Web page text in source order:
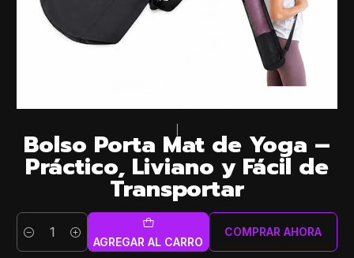
Bolso Porta Mat de Yoga –
Práctico, Liviano y Fácil de
Transportar
Cantidad AGREGAR AL CARRO
COMPRAR AHORA